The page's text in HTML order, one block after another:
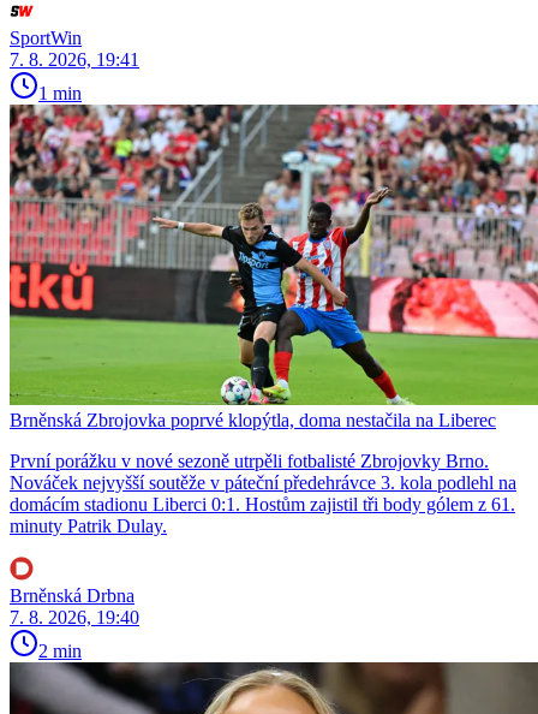
SportWin
7. 8. 2026, 19:41
1 min
Brněnská Zbrojovka poprvé klopýtla, doma nestačila na Liberec
První porážku v nové sezoně utrpěli fotbalisté Zbrojovky Brno.
Nováček nejvyšší soutěže v páteční předehrávce 3. kola podlehl na
domácím stadionu Liberci 0:1. Hostům zajistil tři body gólem z 61.
minuty Patrik Dulay.
Brněnská Drbna
7. 8. 2026, 19:40
2 min